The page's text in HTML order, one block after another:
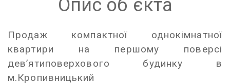
Опис об`єкта
Продаж компактної однокімнатної
квартири на першому поверсі
девʼятиповерхового будинку в
м.Кропивницький